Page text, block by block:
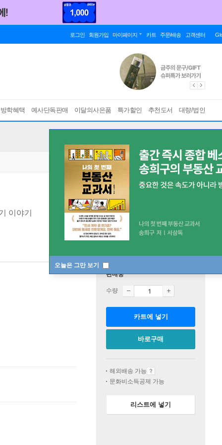
로그인 회원가입 마이페이지 카트 주문/배송 고객센터
학혜택 예사단독판매 이달의사은품 특가할인 추천도서 대량/법인
오늘은 그만 보기
이야기
판매중
수량
카트에 넣기
바로구매
해외배송 가능
문화비소득공제 가능
리스트에 넣기